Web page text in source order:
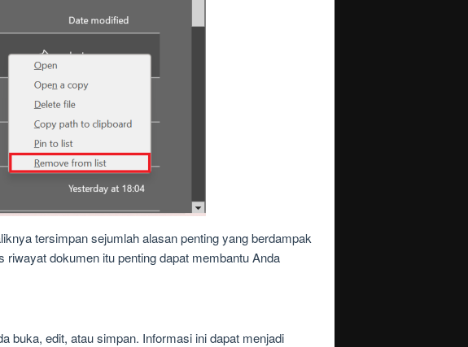
tersimpan sejumlah alasan penting yang berdampak
dokumen itu penting dapat membantu Anda
buka, edit, atau simpan. Informasi ini dapat menjadi